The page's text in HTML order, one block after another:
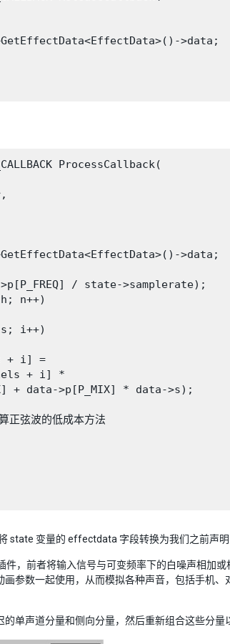
>data;
ProcessCallback(
>data;
/ state->samplerate);
n++)
i++)
+ i] =
+ i] *
+ data->p[P_MIX] * data->s);
弦波的低成本方法
state 变量的 effectdata 字段转换为我们之前声明
，前者将输入信号与可变频率下的白噪声相加
参数一起使用，从而模拟各种声音，包括手机
单声道分量和侧向分量，然后重新组合这些分量